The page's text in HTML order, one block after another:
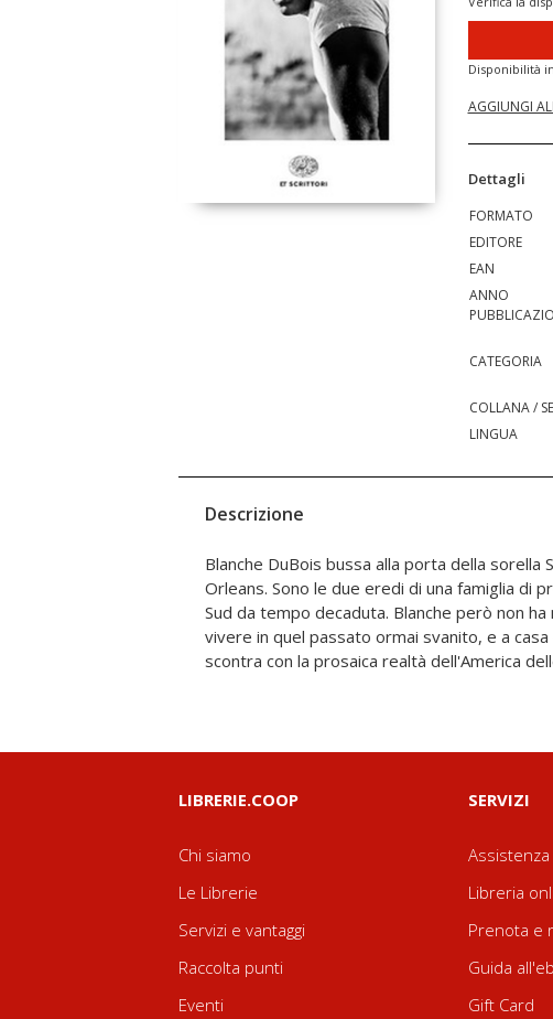
Disponibilità
AGGIUNGI
Dettagli
FORMATO
EDITORE
EAN
ANNO
CATEGORIA
COLLANA /
LINGUA
Descrizione
Blanche DuBois bussa alla porta della sorella
Orleans. Sono le due eredi di una famiglia di
Sud da tempo decaduta. Blanche però non
vivere in quel passato ormai svanito, e a
scontra con la prosaica realtà dell'America
dei quartieri popolari. In particolare si scontra
Stella, Stanley Kowalski, immigrato di
brutale e dalla prorompente sessualità. E in
due mondi, tra disgusto, odio e feroce
LIBRERIE.COOP
Chi siamo
Le Librerie
Servizi e vantaggi
Raccolta punti
Eventi
SERVIZI
Libreria
Prenota e
Guida
Gift Card